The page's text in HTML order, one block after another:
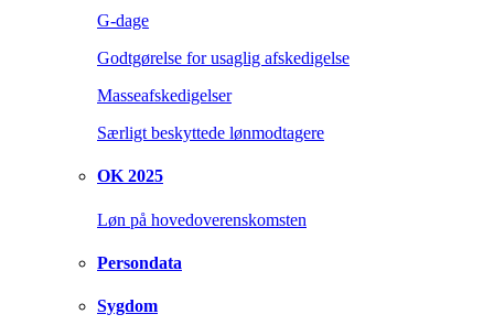
G-dage
Godtgørelse for usaglig afskedigelse
Masseafskedigelser
Særligt beskyttede lønmodtagere
OK 2025
Løn på hovedoverenskomsten
Persondata
Sygdom